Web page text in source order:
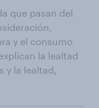
que pasan del
y el consumo
la lealtad
y la lealtad,